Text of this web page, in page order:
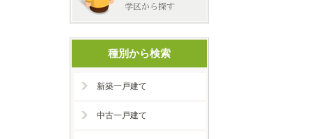
種別から検索
新築一戸建て
中古一戸建て